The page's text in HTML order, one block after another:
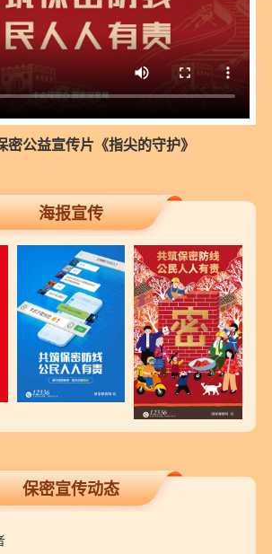
密公益宣传片《指尖的守护》
海报宣传
保密宣传动态